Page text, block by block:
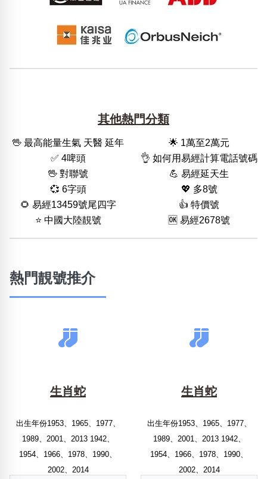
其他熱門分類
🖖 最高能量生氣 天醫 延年
🌟 1萬至2萬元
✅ 4啤頭
👌 如何用易經計算電話號碼
🖖 對聯號
💪 易經延天生
💞 6字頭
💖 多8號
🌻 易經13459號尾四字
👍 特價號
⭐️ 中國大陸靚號
🆗️ 易經2678號
熱門靚號推介
生肖蛇
出生年份1953、1965、1977、
1989、2001、2013 1942、
1954、1966、1978、1990、
2002、2014
生肖蛇
出生年份1953、1965、1977、
1989、2001、2013 1942、
1954、1966、1978、1990、
2002、2014